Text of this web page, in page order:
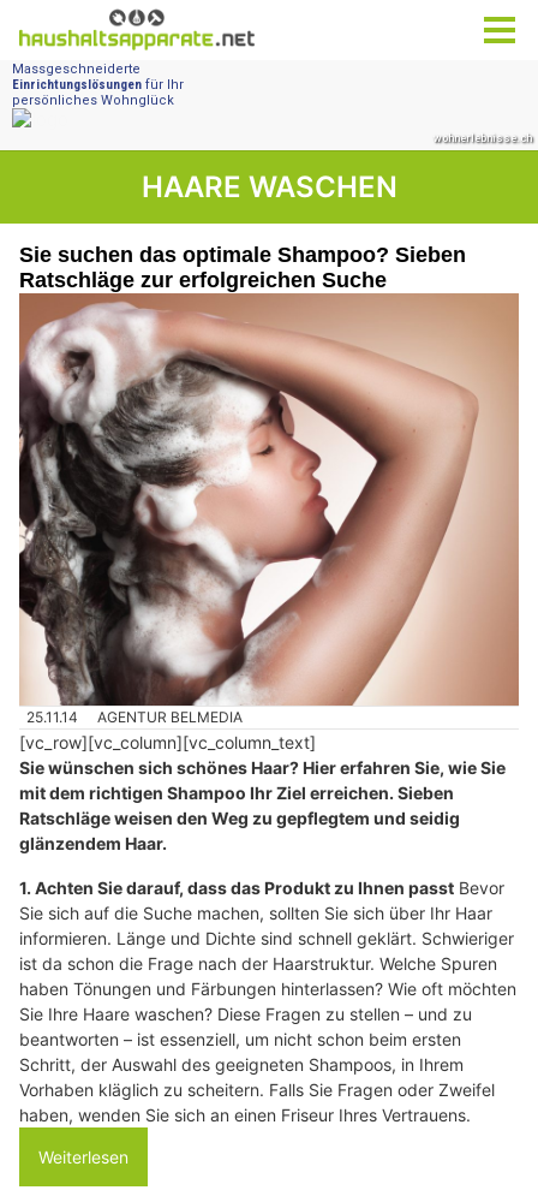
HAARE WASCHEN
Sie suchen das optimale Shampoo? Sieben
Ratschläge zur erfolgreichen Suche
25.11.14 AGENTUR BELMEDIA
[vc_row][vc_column][vc_column_text]
Sie wünschen sich schönes Haar? Hier erfahren Sie, wie Sie
mit dem richtigen Shampoo Ihr Ziel erreichen. Sieben
Ratschläge weisen den Weg zu gepflegtem und seidig
glänzendem Haar.
1. Achten Sie darauf, dass das Produkt zu Ihnen passt Bevor
Sie sich auf die Suche machen, sollten Sie sich über Ihr Haar
informieren. Länge und Dichte sind schnell geklärt. Schwieriger
ist da schon die Frage nach der Haarstruktur. Welche Spuren
haben Tönungen und Färbungen hinterlassen? Wie oft möchten
Sie Ihre Haare waschen? Diese Fragen zu stellen – und zu
beantworten – ist essenziell, um nicht schon beim ersten
Schritt, der Auswahl des geeigneten Shampoos, in Ihrem
Vorhaben kläglich zu scheitern. Falls Sie Fragen oder Zweifel
haben, wenden Sie sich an einen Friseur Ihres Vertrauens.
Weiterlesen